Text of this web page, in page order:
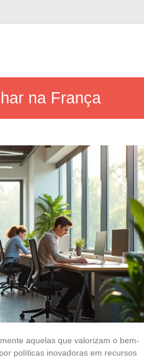
na França
aquelas que valorizam o bem-
políticas inovadoras em recursos